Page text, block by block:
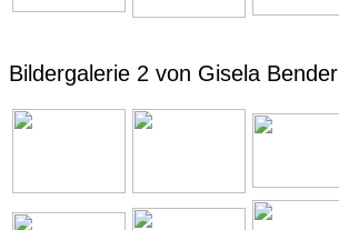
Bildergalerie 2 von Gisela Bender